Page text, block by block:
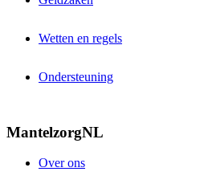
Wetten en regels
Ondersteuning
MantelzorgNL
Over ons